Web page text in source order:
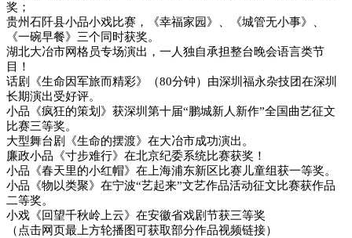
奖；
贵州石阡县小品小戏比赛，《幸福家园》、《城管无小事》、
《一碗早餐》三个同时获奖。
湖北大冶市网格员专场演出，一人独自承担整台晚会语言类节
目！
话剧《生命因军旅而精彩》（80分钟）由深圳福永杂技团在深圳
长期演出受好评。
小品《疯狂的策划》获深圳第十届“鹏城新人新作”全国曲艺征文
比赛三等奖。
大型舞台剧《生命的摆渡》在大冶市成功演出。
廉政小品《寸步难行》在北京纪委系统比赛获奖！
小品《春天里的小红帽》在上海浦东新区比赛儿童组获一等奖。
小品《物以类聚》在宁波“艺起来”文艺作品活动征文比赛获作品
二等奖。
小戏《回望千秋岭上云》在安徽省戏剧节获三等奖
（点击网页最上方轮播图可获取部分作品视频链接）